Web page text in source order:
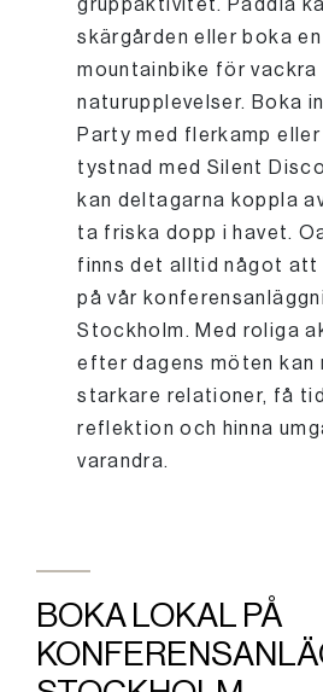
gruppaktivitet. Paddla
skärgården eller boka
mountainbike för vackra
naturupplevelser. Boka
Party med flerkamp
tystnad med Silent
kan deltagarna koppla
ta friska dopp i havet.
finns det alltid något att
på vår
Stockholm. Med roliga
efter dagens möten kan
starkare relationer, få
reflektion och hinna
varandra.
BOKA LOKAL PÅ